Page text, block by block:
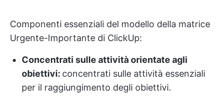
Componenti essenziali del modello della matrice
Urgente-Importante di ClickUp:
Concentrati sulle attività orientate agli
obiettivi: concentrati sulle attività essenziali
per il raggiungimento degli obiettivi.